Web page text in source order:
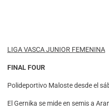
LIGA VASCA JUNIOR FEMENINA
FINAL FOUR
Polideportivo Maloste desde el
El Gernika se mide en semis a